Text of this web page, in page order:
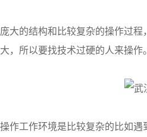
的结构和比较复杂的操作过程
，所以要找技术过硬的人来操作
工作环境是比较复杂的比如遇